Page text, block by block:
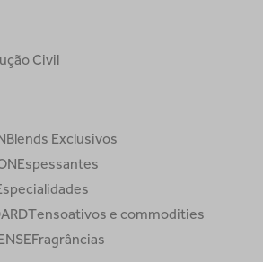
Civil
Blends Exclusivos
Espessantes
Tensoativos e commodities
Fragrâncias